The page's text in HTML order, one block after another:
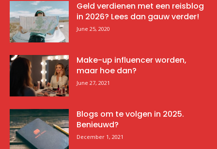
Geld verdienen met een reisblog
in 2026? Lees dan gauw verder!
June 25, 2020
Make-up influencer worden,
maar hoe dan?
June 27, 2021
Blogs om te volgen in 2025.
Benieuwd?
December 1, 2021